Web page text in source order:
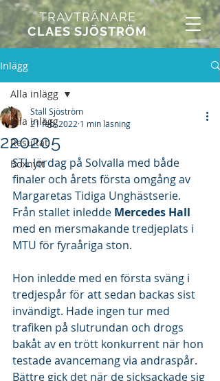
TRAVTRÄNARE
CLAES SJÖSTRÖM
Inlägg
Alla inlägg
Resultat
Boxnytt
Alla inlägg
220205
Stall Sjöström
21 feb. 2022 1 min läsning
STL lördag på Solvalla med både
finaler och årets första omgång av
Margaretas Tidiga Unghästserie.
Från stallet inledde Mercedes Hall
med en mersmakande tredjeplats i
MTU för fyraåriga ston.
Hon inledde med en första sväng i
tredjespår för att sedan backas sist
invändigt. Hade ingen tur med
trafiken på slutrundan och drogs
bakåt av en trött konkurrent när hon
testade avancemang via andraspår.
Bättre gick det när de sicksackade sig